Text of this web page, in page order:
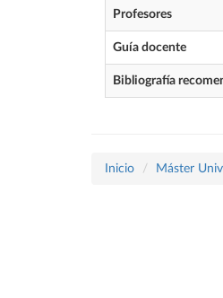
Profesores
Guía docente
Bibliografía
Inicio Máster